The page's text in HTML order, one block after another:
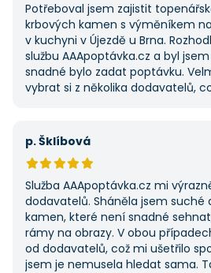
Potřeboval jsem zajistit
krbových kamen s výměníkem
v kuchyni v Újezdě u Brna.
službu AAApoptávka.cz a byl
snadné bylo zadat poptávku.
vybrat si z několika dodavatelů,
potřebovat další řemeslné práce.
p. Šklíbová
Služba AAApoptávka.cz mi
dodavatelů. Sháněla jsem suché
kamen, které není snadné
rámy na obrazy. V obou
od dodavatelů, což mi ušetřilo
jsem je nemusela hledat sama.